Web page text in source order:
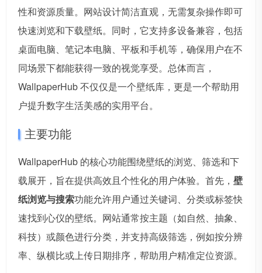
性和资源质量。网站设计简洁直观，无需复杂操作即可
快速浏览和下载壁纸。同时，它支持多设备兼容，包括
桌面电脑、笔记本电脑、平板和手机等，确保用户在不
同场景下都能获得一致的视觉享受。总体而言，
WallpaperHub 不仅仅是一个壁纸库，更是一个帮助用
户提升数字生活美感的实用平台。
主要功能
WallpaperHub 的核心功能围绕壁纸的浏览、筛选和下
载展开，旨在提供高效且个性化的用户体验。首先， 壁
纸浏览与搜索功能允许用户通过关键词、分类或标签快
速找到心仪的壁纸。网站通常按主题（如自然、抽象、
科技）或颜色进行分类，并支持高级筛选，例如按分辨
率、纵横比或上传日期排序，帮助用户精准定位资源。